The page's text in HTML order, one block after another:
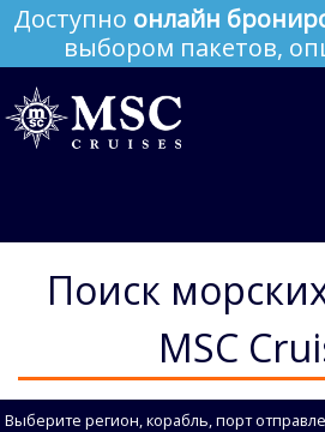
Доступно онлайн
выбором пакетов,
Поиск
MSC
Выберите регион, корабль, порт